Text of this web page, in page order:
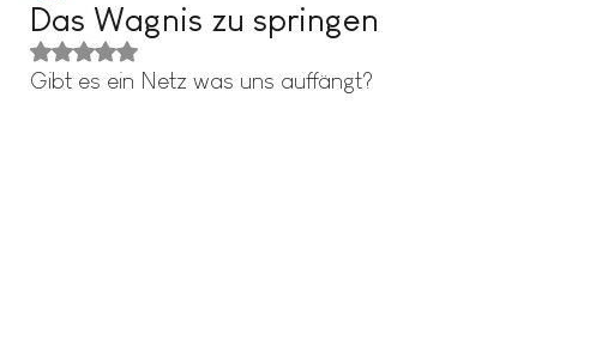
Das Wagnis zu springen
Mit NaN von 5 Sternen bewertet.
Gibt es ein Netz was uns auffängt?